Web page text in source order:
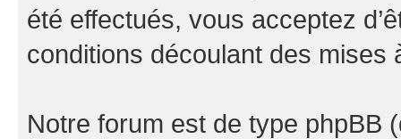
été effectués, vous acceptez
conditions découlant des mises
Notre forum est de type phpBB